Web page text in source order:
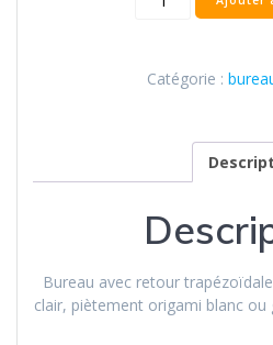
Catégorie :
Bureau avec retour
clair, piètement origami blanc ou